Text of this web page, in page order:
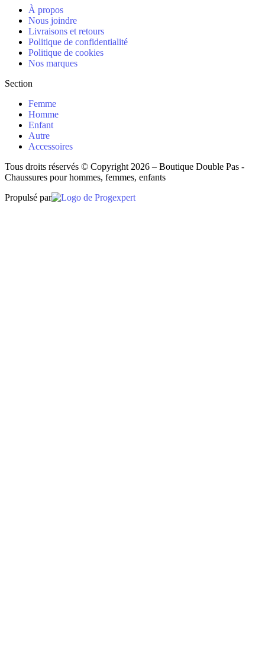
À propos
Nous joindre
Livraisons et retours
Politique de confidentialité
Politique de cookies
Nos marques
Section
Femme
Homme
Enfant
Autre
Accessoires
Tous droits réservés © Copyright 2026 – Boutique Double Pas -
Chaussures pour hommes, femmes, enfants
Propulsé par